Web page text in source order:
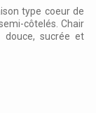
type coeur de
côtelés. Chair
douce, sucrée et